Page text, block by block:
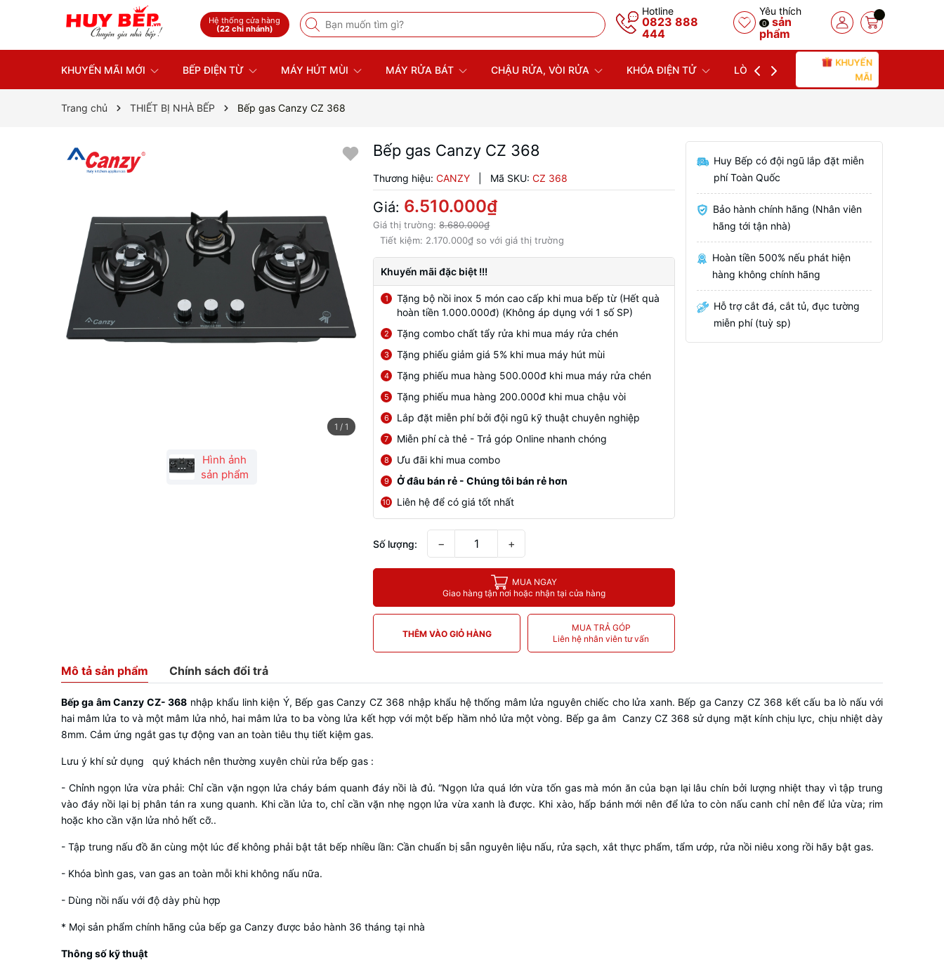
Hệ thống cửa hàng
(22 chi nhánh)
Hotline
0823 888
444
Yêu thích
0
sản
phẩm
KHUYẾN MÃI MỚI BẾP ĐIỆN TỪ MÁY HÚT MÙI MÁY RỬA BÁT CHẬU RỬA, VÒI RỬA KHÓA ĐIỆN TỬ LÒ NƯỚNG LÒ VI SÓNG
KHUYẾN
MÃI
Trang chủ THIẾT BỊ NHÀ BẾP Bếp gas Canzy CZ 368
1 / 1
Hình ảnh
sản phẩm
Bếp gas Canzy CZ 368
Thương hiệu: CANZY Mã SKU: CZ 368
Giá: 6.510.000₫
Giá thị trường:8.680.000₫
Tiết kiệm: 2.170.000₫ so với giá thị trường
Khuyến mãi đặc biệt !!!
1
Tặng bộ nồi inox 5 món cao cấp khi mua bếp từ (Hết quà
hoàn tiền 1.000.000đ) (Không áp dụng với 1 số SP)
2 Tặng combo chất tẩy rửa khi mua máy rửa chén
3 Tặng phiếu giảm giá 5% khi mua máy hút mùi
4 Tặng phiếu mua hàng 500.000đ khi mua máy rửa chén
5 Tặng phiếu mua hàng 200.000đ khi mua chậu vòi
6 Lắp đặt miễn phí bởi đội ngũ kỹ thuật chuyên nghiệp
7 Miễn phí cà thẻ - Trả góp Online nhanh chóng
8 Ưu đãi khi mua combo
9 Ở đâu bán rẻ - Chúng tôi bán rẻ hơn
10 Liên hệ để có giá tốt nhất
Số lượng: − +
MUA NGAY
Giao hàng tận nơi hoặc nhận tại cửa hàng
THÊM VÀO GIỎ HÀNG
MUA TRẢ GÓP
Liên hệ nhân viên tư vấn
Huy Bếp có đội ngũ lắp đặt miễn
phí Toàn Quốc
Bảo hành chính hãng (Nhân viên
hãng tới tận nhà)
Hoàn tiền 500% nếu phát hiện
hàng không chính hãng
Hỗ trợ cắt đá, cắt tủ, đục tường
miễn phí (tuỳ sp)
Mô tả sản phẩm Chính sách đổi trả
Bếp ga âm Canzy CZ- 368 nhập khẩu linh kiện Ý, Bếp gas Canzy CZ 368 nhập khẩu hệ thống mâm lửa nguyên chiếc cho lửa xanh. Bếp ga Canzy CZ 368 kết cấu ba lò nấu với
hai mâm lửa to và một mâm lửa nhỏ, hai mâm lửa to ba vòng lửa kết hợp với một bếp hầm nhỏ lửa một vòng. Bếp ga âm Canzy CZ 368 sử dụng mặt kính chịu lực, chịu nhiệt dày
8mm. Cảm ứng ngắt gas tự động van an toàn tiêu thụ tiết kiệm gas.
Lưu ý khí sử dụng quý khách nên thường xuyên chùi rửa bếp gas :
- Chỉnh ngọn lửa vừa phải: Chỉ cần vặn ngọn lửa cháy bám quanh đáy nồi là đủ. “Ngọn lửa quá lớn vừa tốn gas mà món ăn của bạn lại lâu chín bởi lượng nhiệt thay vì tập trung
vào đáy nồi lại bị phân tán ra xung quanh. Khi cần lửa to, chỉ cần vặn nhẹ ngọn lửa vừa xanh là được. Khi xào, hấp bánh mới nên để lửa to còn nấu canh chỉ nên để lửa vừa; rim
hoặc kho cần vặn lửa nhỏ hết cỡ..
- Tập trung nấu đồ ăn cùng một lúc để không phải bật tắt bếp nhiều lần: Cần chuẩn bị sẵn nguyên liệu nấu, rửa sạch, xắt thực phẩm, tẩm ướp, rửa nồi niêu xong rồi hãy bật gas.
- Khóa bình gas, van gas an toàn mỗi khi không nấu nữa.
- Dùng nồi nấu với độ dày phù hợp
* Mọi sản phẩm chính hãng của bếp ga Canzy được bảo hành 36 tháng tại nhà
Thông số kỹ thuật